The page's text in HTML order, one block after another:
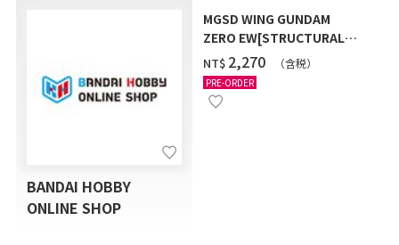
BANDAI HOBBY
ONLINE SHOP
MGSD WING GUNDAM
ZERO EW[STRUCTURAL
COATING/BLACK] [2026年
12月發送]
NT$ ‌2,270 （含税）
PRE-ORDER